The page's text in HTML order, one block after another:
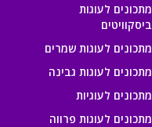
מתכונים לעוגות
ביסקוויטים
מתכונים לעוגות שמרים
מתכונים לעוגות גבינה
מתכונים לעוגיות
מתכונים לעוגות פרווה